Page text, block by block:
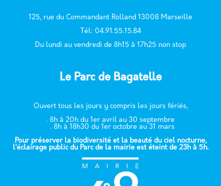
125, rue du Commandant Rolland 13008 Marseille
Tél: 04.91.55.15.84
Du lundi au vendredi de 8h15 à 17h25 non stop
Le Parc de Bagatelle
Ouvert tous les jours y compris les jours fériés,
. 8h à 20h du 1er avril au 30 septembre
. 8h à 18h30 du 1er octobre au 31 mars
Pour préserver la biodiversité et la beauté du ciel nocturne,
l’éclairage public du Parc de la mairie est éteint de 23h à 5h.